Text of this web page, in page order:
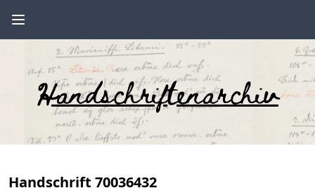
Handschriftenarchiv
Handschrift 70036432